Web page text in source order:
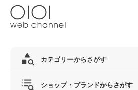
カテゴリーからさがす
ショップ・ブランドからさがす